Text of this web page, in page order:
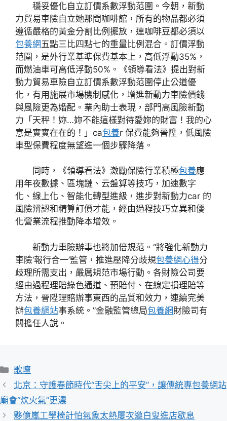
穩妥優化自立訂價系數浮動范圍。今朝，新動
力貿易車險自立她那間咖啡館，所有的物品都必須
遵循嚴格的黃金分割比例擺放，連咖啡豆都必須以
包養網 五點三比四點七的重量比例混合。訂價浮動
范圍，是外行業基準保費基本上，高低浮動35%，
而燃油車可高低浮動50%。《領導看法》提出對新
動力貿易車險自立訂價系數浮動范圍停止公道優
化，有用施展市場機制感化，增進新動力車險價錢
與風險更為婚配。業內助士表現，部門高風險新動
力「天秤！妳…妳不能這樣對待愛妳的財富！我的心
意是實實在在的！」ca包養r 保費能夠晉陞，低風險
車型保費程度無望進一個步驟降落。
同時，《領導看法》激勵保險行業積極包養應
用年夜數據、區塊鏈、云盤算等技巧，加速數字
化、線上化、智能化轉型進級，進步對新動力car 的
風險辨認和精算訂價才能，經由過程技巧立異和優
化營業流程推動降本增效。
新動力車險辦事也將加倍規范。“將強化新動力
車險‘報行合一’監管，推進壓降分歧規包養網心得分
歧理所需支出，嚴厲規范市場行動。各財險公司要
經由過程理賠綠色通道、預賠付、在線定損理賠等
方法，晉陞理賠辦事東西的品質和效力，連續完美
辦包養網站事系統。”金融監管總局包養網財險司有
關擔任人說。
分
類
歌壇
北京：守護春節時代“舌尖上的平安”，讓傳統專包養網站
廟會“炊火氣”更濃
夥億嵐工學椅計怕氣象太熱屢次邀白叟進店歇息